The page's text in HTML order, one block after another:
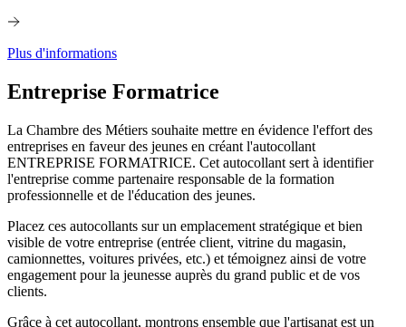
Plus d'informations
Entreprise Formatrice
La Chambre des Métiers souhaite mettre en évidence l'effort des
entreprises en faveur des jeunes en créant l'autocollant
ENTREPRISE FORMATRICE. Cet autocollant sert à identifier
l'entreprise comme partenaire responsable de la formation
professionnelle et de l'éducation des jeunes.
Placez ces autocollants sur un emplacement stratégique et bien
visible de votre entreprise (entrée client, vitrine du magasin,
camionnettes, voitures privées, etc.) et témoignez ainsi de votre
engagement pour la jeunesse auprès du grand public et de vos
clients.
Grâce à cet autocollant, montrons ensemble que l'artisanat est un